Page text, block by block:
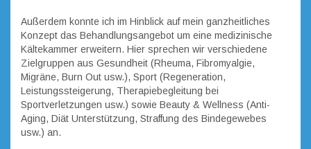
Außerdem konnte ich im Hinblick auf mein ganzheitliches
Konzept das Behandlungsangebot um eine medizinische
Kältekammer erweitern. Hier sprechen wir verschiedene
Zielgruppen aus Gesundheit (Rheuma, Fibromyalgie,
Migräne, Burn Out usw.), Sport (Regeneration,
Leistungssteigerung, Therapiebegleitung bei
Sportverletzungen usw.) sowie Beauty & Wellness (Anti-
Aging, Diät Unterstützung, Straffung des Bindegewebes
usw.) an.